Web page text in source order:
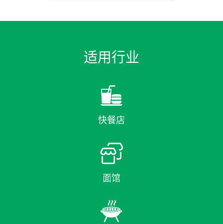
适用行业

快餐店

面馆
